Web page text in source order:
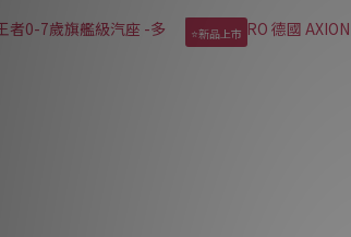
⭐新品上市